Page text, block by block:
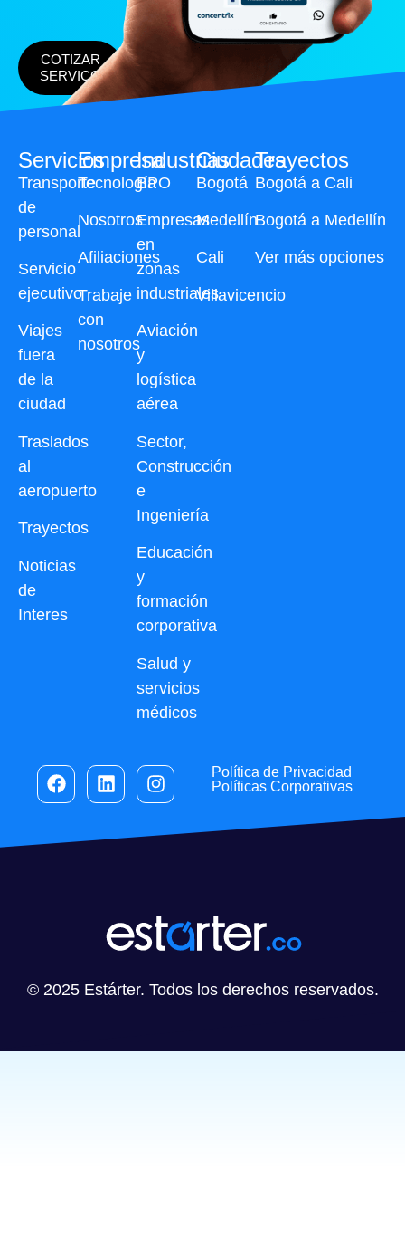
COTIZAR
SERVICO
Servicios
Transporte
de
personal
Servicio
ejecutivo
Viajes
fuera
de la
ciudad
Traslados
al
aeropuerto
Trayectos
Noticias
de
Interes
Industrias
BPO
Empresas
en
zonas
industriales
Aviación
y
logística
aérea
Sector,
Construcción
e
Ingeniería
Educación
y
formación
corporativa
Salud y
servicios
médicos
Ciudades
Bogotá
Medellín
Cali
Villavicencio
Trayectos
Bogotá a Cali
Bogotá a Medellín
Ver más opciones
Empresa
Tecnología
Nosotros
Afiliaciones
Trabaje
con
nosotros
Política de Privacidad
Políticas Corporativas
© 2025 Estárter. Todos los derechos reservados.